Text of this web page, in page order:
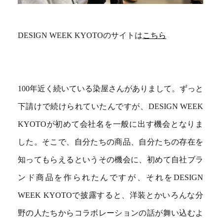
DESIGN WEEK KYOTOのサイトはこちら
100年近く続いている染屋さんがありまして。ずっと
下請けで続けられていたんですが、DESIGN WEEK
KYOTOが初めて会社名を一般に出す機会となりま
した。そこで、自分たちの商品、自分たちの存在を
知ってもらえるというその機会に、初めて自社ブラ
ンド商品を作られたんですが、それをDESIGN
WEEK KYOTOで披露すると、洋装とかいろんな分
野の人たちからコラボレーションの話が舞い込むよ